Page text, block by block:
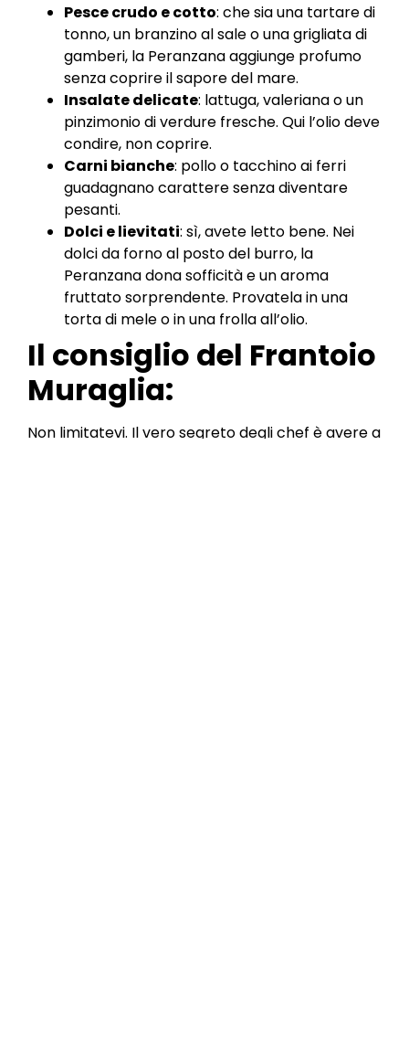
Pesce crudo e cotto: che sia una tartare di
tonno, un branzino al sale o una grigliata di
gamberi, la Peranzana aggiunge profumo
senza coprire il sapore del mare.
Insalate delicate: lattuga, valeriana o un
pinzimonio di verdure fresche. Qui l’olio deve
condire, non coprire.
Carni bianche: pollo o tacchino ai ferri
guadagnano carattere senza diventare
pesanti.
Dolci e lievitati: sì, avete letto bene. Nei
dolci da forno al posto del burro, la
Peranzana dona sofficità e un aroma
fruttato sorprendente. Provatela in una
torta di mele o in una frolla all’olio.
Il consiglio del Frantoio
Muraglia:
Non limitatevi. Il vero segreto degli chef è avere a